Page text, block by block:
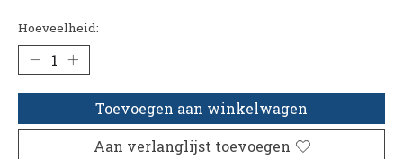
Hoeveelheid:
Toevoegen aan winkelwagen
Aan verlanglijst toevoegen